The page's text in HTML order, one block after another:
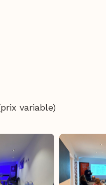
variable)